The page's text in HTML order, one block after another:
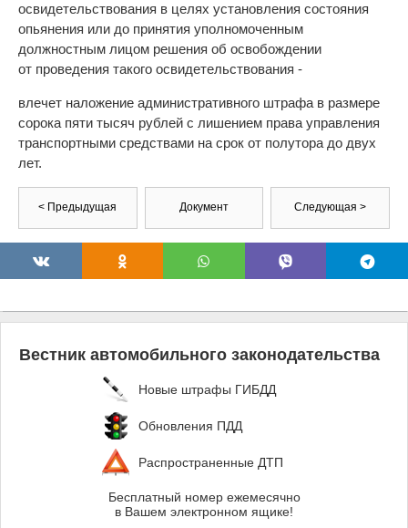
освидетельствования в целях установления состояния
опьянения или до принятия уполномоченным
должностным лицом решения об освобождении
от проведения такого освидетельствования -
влечет наложение административного штрафа в размере
сорока пяти тысяч рублей с лишением права управления
транспортными средствами на срок от полутора до двух
лет.
< Предыдущая Документ Следующая >
Вестник автомобильного законодательства
Новые штрафы ГИБДД
Обновления ПДД
Распространенные ДТП
Бесплатный номер ежемесячно
в Вашем электронном ящике!